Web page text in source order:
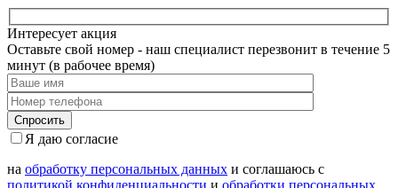
Интересует акция
Оставьте свой номер - наш специалист перезвонит в течение 5
минут (в рабочее время)
Я даю согласие
на обработку персональных данных и соглашаюсь с
политикой конфиденциальности и обработки персональных